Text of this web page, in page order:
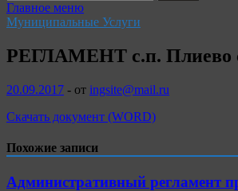
Главное меню
Муниципальные Услуги
РЕГЛАМЕНТ с.п. Плиево
20.09.2017 - от ingsite@mail.ru
Скачать документ (WORD)
Похожие записи
Административный регламент